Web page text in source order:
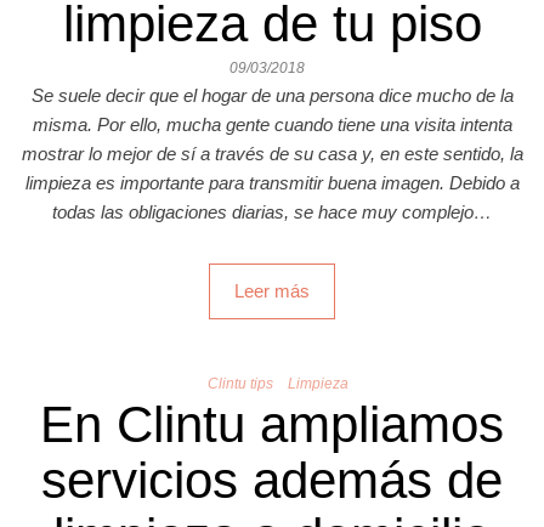
limpieza de tu piso
09/03/2018
Se suele decir que el hogar de una persona dice mucho de la
misma. Por ello, mucha gente cuando tiene una visita intenta
mostrar lo mejor de sí a través de su casa y, en este sentido, la
limpieza es importante para transmitir buena imagen. Debido a
todas las obligaciones diarias, se hace muy complejo…
Leer más
Clintu tips Limpieza
En Clintu ampliamos
servicios además de